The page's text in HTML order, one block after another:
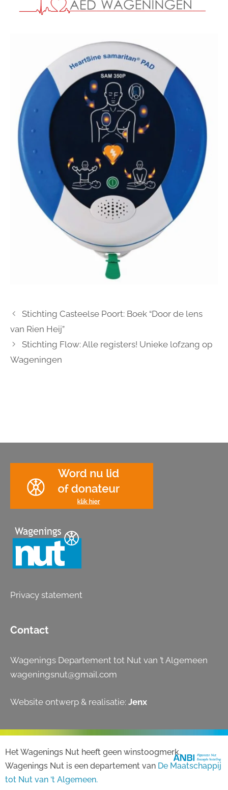
Stichting Casteelse Poort: Boek “Door de lens
van Rien Heij”
Stichting Flow: Alle registers! Unieke lofzang op
Wageningen
Privacy statement
Contact
Wagenings Departement tot Nut van ’t Algemeen
wageningsnut@gmail.com
Website ontwerp & realisatie: Jenx
Het Wagenings Nut heeft geen winstoogmerk.
Wagenings Nut is een departement van De Maatschappij
tot Nut van ‘t Algemeen.